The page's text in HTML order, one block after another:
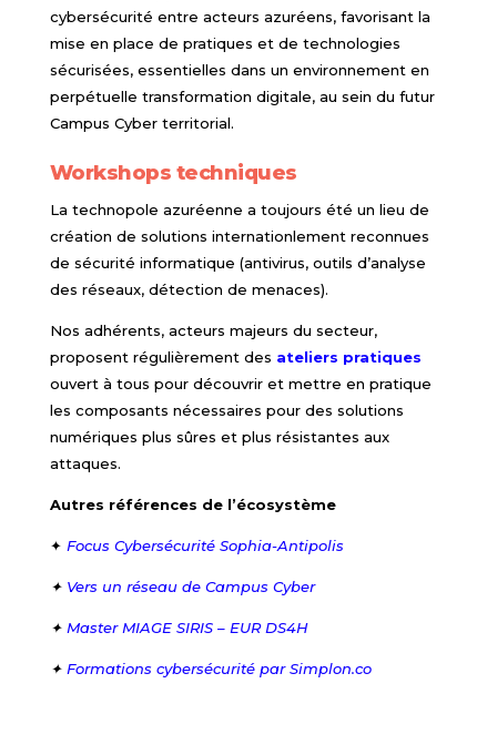
cybersécurité entre acteurs azuréens, favorisant la
mise en place de pratiques et de technologies
sécurisées, essentielles dans un environnement en
perpétuelle transformation digitale, au sein du futur
Campus Cyber territorial.
Workshops techniques
La technopole azuréenne a toujours été un lieu de
création de solutions internationlement reconnues
de sécurité informatique (antivirus, outils d’analyse
des réseaux, détection de menaces).
Nos adhérents, acteurs majeurs du secteur,
proposent régulièrement des ateliers pratiques
ouvert à tous pour découvrir et mettre en pratique
les composants nécessaires pour des solutions
numériques plus sûres et plus résistantes aux
attaques.
Autres références de l’écosystème
✦ Focus Cybersécurité Sophia-Antipolis
✦ Vers un réseau de Campus Cyber
✦ Master MIAGE SIRIS – EUR DS4H
✦ Formations cybersécurité par Simplon.co